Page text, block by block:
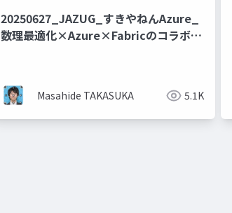
20250627_JAZUG_すきやねんAzure_
数理最適化×Azure×Fabricのコラボレ
サービスを作ってみたー
Masahide TAKASUKA 5.1K